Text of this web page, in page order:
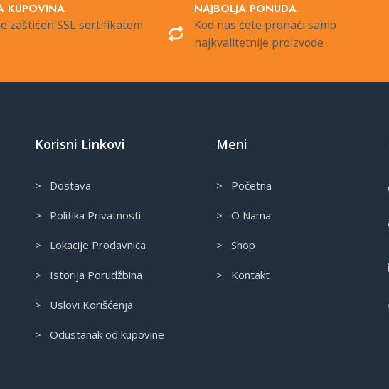
KUPOVINA
zaštićen SSL sertifikatom
NAJBOLJA PONUDA
Kod nas ćete pronaći samo
najkvalitetnije proizvode
Korisni Linkovi
> Dostava
> Politika Privatnosti
> Lokacije Prodavnica
> Istorija Porudžbina
> Uslovi Korišćenja
> Odustanak od kupovine
Meni
> Početna
> O Nama
> Shop
> Kontakt